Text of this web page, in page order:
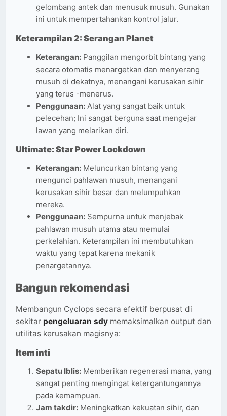
gelombang antek dan menusuk musuh. Gunakan
ini untuk mempertahankan kontrol jalur.
Keterampilan 2: Serangan Planet
Keterangan: Panggilan mengorbit bintang yang
secara otomatis menargetkan dan menyerang
musuh di dekatnya, menangani kerusakan sihir
yang terus -menerus.
Penggunaan: Alat yang sangat baik untuk
pelecehan; Ini sangat berguna saat mengejar
lawan yang melarikan diri.
Ultimate: Star Power Lockdown
Keterangan: Meluncurkan bintang yang
mengunci pahlawan musuh, menangani
kerusakan sihir besar dan melumpuhkan
mereka.
Penggunaan: Sempurna untuk menjebak
pahlawan musuh utama atau memulai
perkelahian. Keterampilan ini membutuhkan
waktu yang tepat karena mekanik
penargetannya.
Bangun rekomendasi
Membangun Cyclops secara efektif berpusat di
sekitar pengeluaran sdy memaksimalkan output dan
utilitas kerusakan magisnya:
Item inti
Sepatu Iblis: Memberikan regenerasi mana, yang
sangat penting mengingat ketergantungannya
pada kemampuan.
Jam takdir: Meningkatkan kekuatan sihir, dan